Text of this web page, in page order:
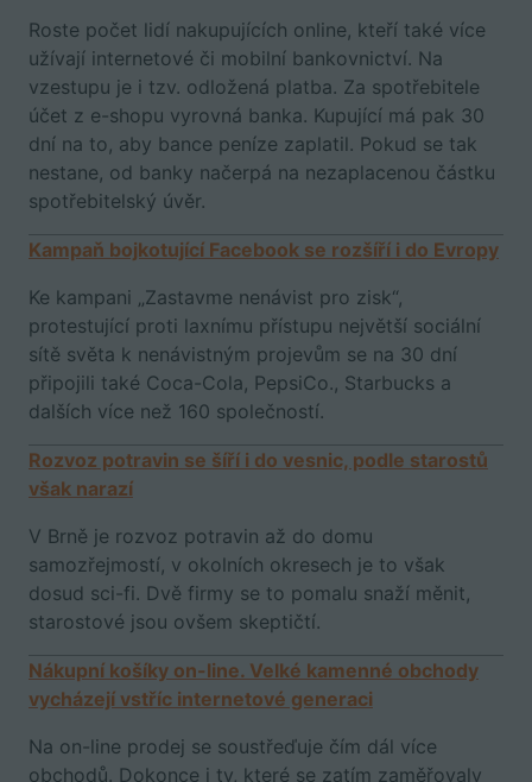
Roste počet lidí nakupujících online, kteří také více
užívají internetové či mobilní bankovnictví. Na
vzestupu je i tzv. odložená platba. Za spotřebitele
účet z e-shopu vyrovná banka. Kupující má pak 30
dní na to, aby bance peníze zaplatil. Pokud se tak
nestane, od banky načerpá na nezaplacenou částku
spotřebitelský úvěr.
Kampaň bojkotující Facebook se rozšíří i do Evropy
Ke kampani „Zastavme nenávist pro zisk“,
protestující proti laxnímu přístupu největší sociální
sítě světa k nenávistným projevům se na 30 dní
připojili také Coca-Cola, PepsiCo., Starbucks a
dalších více než 160 společností.
Rozvoz potravin se šíří i do vesnic, podle starostů
však narazí
V Brně je rozvoz potravin až do domu
samozřejmostí, v okolních okresech je to však
dosud sci-fi. Dvě firmy se to pomalu snaží měnit,
starostové jsou ovšem skeptičtí.
Nákupní košíky on-line. Velké kamenné obchody
vycházejí vstříc internetové generaci
Na on-line prodej se soustřeďuje čím dál více
obchodů. Dokonce i ty, které se zatím zaměřovaly